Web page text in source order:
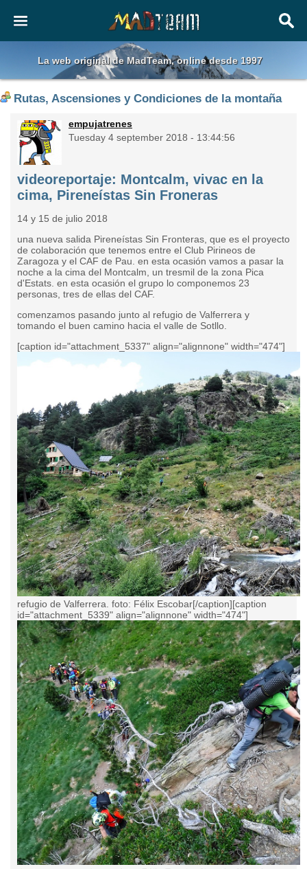
La web original de MadTeam, online desde 1997
Rutas, Ascensiones y Condiciones de la montaña
empujatrenes
Tuesday 4 september 2018 - 13:44:56
videoreportaje: Montcalm, vivac en la
cima, Pireneístas Sin Froneras
14 y 15 de julio 2018
una nueva salida Pireneístas Sin Fronteras, que es el proyecto
de colaboración que tenemos entre el Club Pirineos de
Zaragoza y el CAF de Pau. en esta ocasión vamos a pasar la
noche a la cima del Montcalm, un tresmil de la zona Pica
d'Estats. en esta ocasión el grupo lo componemos 23
personas, tres de ellas del CAF.
comenzamos pasando junto al refugio de Valferrera y
tomando el buen camino hacia el valle de Sotllo.
[caption id="attachment_5337" align="alignnone" width="474"]
refugio de Valferrera. foto: Félix Escobar[/caption][caption
id="attachment_5339" align="alignnone" width="474"]